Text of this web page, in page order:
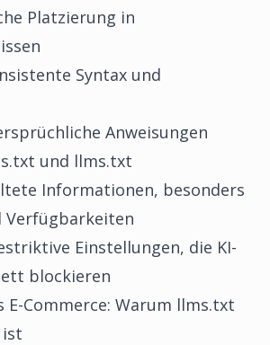
Platzierung in
Syntax und
Anweisungen
und llms.txt
Informationen, besonders
Verfügbarkeiten
Einstellungen, die KI-
blockieren
E-Commerce: Warum llms.txt
ist